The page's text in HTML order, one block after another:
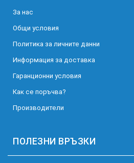
За нас
Общи условия
Политика за личните данни
Информация за доставка
Гаранционни условия
Как се поръчва?
Производители
ПОЛЕЗНИ ВРЪЗКИ